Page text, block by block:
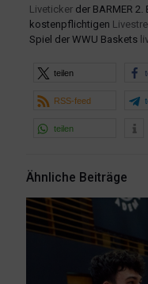
Livetickerder BARMER 2.
kostenpflichtigen
Spiel der WWU Baskets
teilen
RSS-feed
teilen
Ähnliche Beiträge